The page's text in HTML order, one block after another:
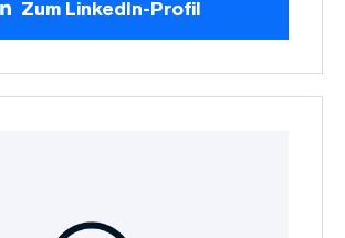
Zum LinkedIn-Profil